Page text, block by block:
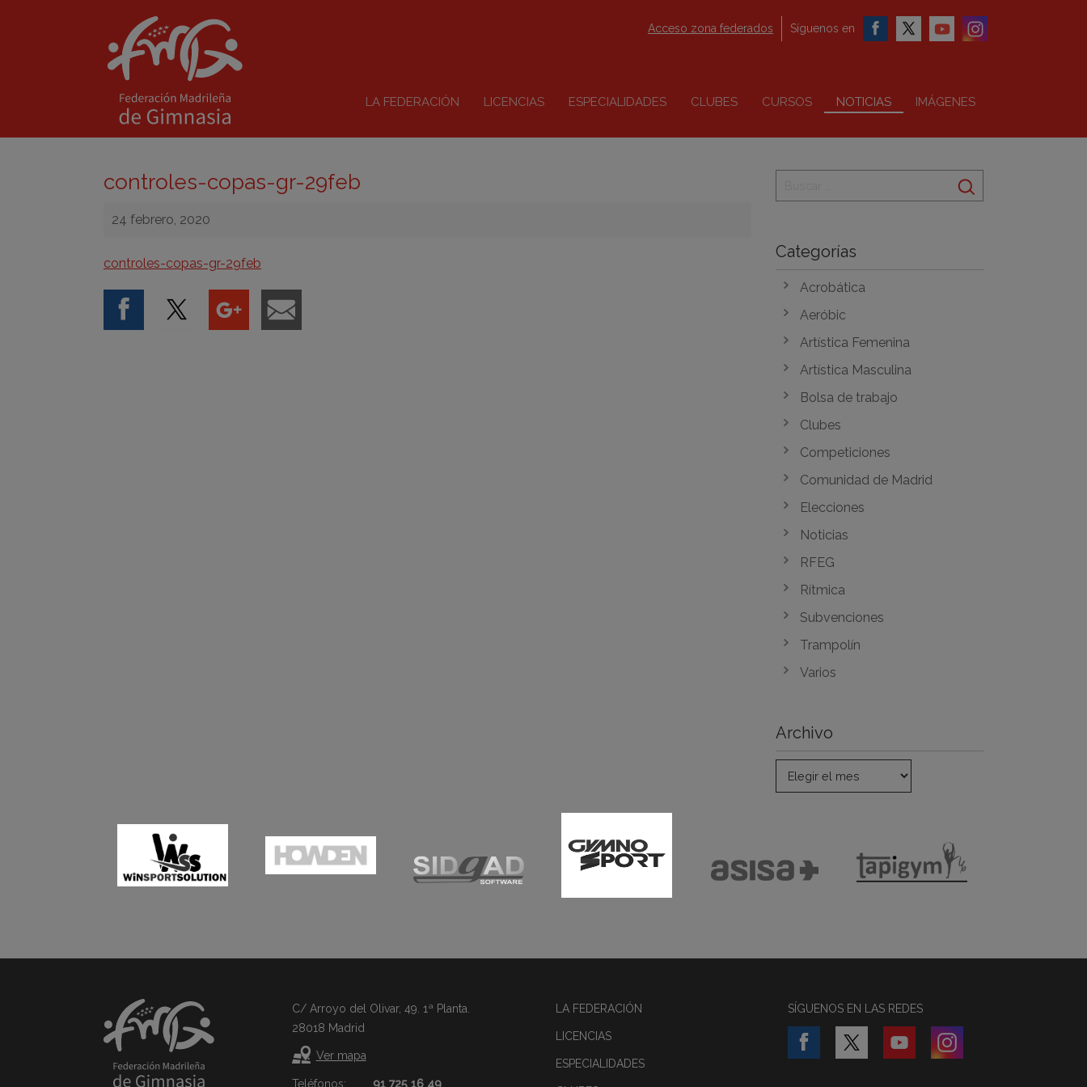
LA FEDERACIÓN LICENCIAS ESPECIALIDADES CLUBES CURSOS NOTICIAS IMÁGENES
Acceso zona federados Síguenos en
controles-copas-gr-29feb
24 febrero, 2020
controles-copas-gr-29feb
Categorías
Acrobática
Aeróbic
Artística Femenina
Artística Masculina
Bolsa de trabajo
Clubes
Competiciones
Comunidad de Madrid
Elecciones
Noticias
RFEG
Rítmica
Subvenciones
Trampolín
Varios
Archivo
C/ Arroyo del Olivar, 49. 1ª Planta.
28018 Madrid
Ver mapa
Teléfonos:
91 725 16 49
LA FEDERACIÓN
LICENCIAS
ESPECIALIDADES
SÍGUENOS EN LAS REDES